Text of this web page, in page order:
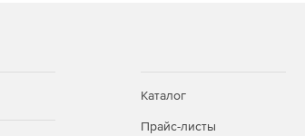
Каталог
Прайс-листы